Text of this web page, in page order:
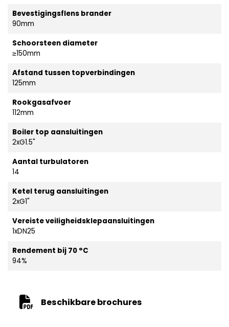
Bevestigingsflens brander
90mm
Schoorsteen diameter
≥150mm
Afstand tussen topverbindingen
125mm
Rookgasafvoer
112mm
Boiler top aansluitingen
2xG1.5"
Aantal turbulatoren
14
Ketel terug aansluitingen
2xG1"
Vereiste veiligheidsklepaansluitingen
1xDN25
Rendement bij 70 °C
94%
Beschikbare brochures